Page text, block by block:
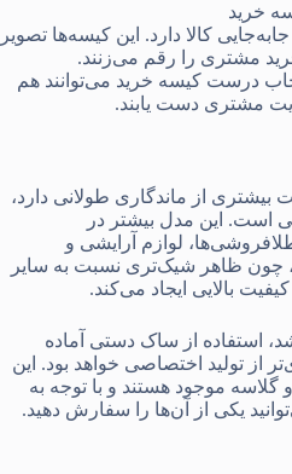
خرید
کالا دارد. این کیسه‌ها تصویر
مشتری را رقم می‌زنند.
درست کیسه خرید می‌توانند هم
مشتری دست یابند.
بیشتری از ماندگاری طولانی دارد،
است. این مدل بیشتر در
لوازم آرایشی و
چون ظاهر شیک‌تری نسبت به سایر
بالایی ایجاد می‌کند.
استفاده از ساک دستی آماده
از تولید اختصاصی خواهد بود. این
موجود هستند و با توجه به
یکی از آن‌ها را سفارش دهید.